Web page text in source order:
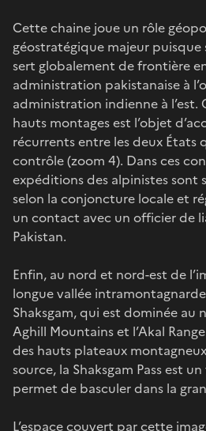
Cette chaine joue un rôle
géostratégique majeur
sert globalement de frontière
administration pakistanaise à
administration indienne à l’est.
hauts montages est l’objet
récurrents entre les deux États
contrôle (zoom 4). Dans ces
expéditions des alpinistes sont
selon la conjoncture locale et
un contact avec un officier de
Pakistan.
Enfin, au nord et nord-est de
longue vallée
Shaksgam, qui est dominée au
Aghill Mountains et l’Akal
des hauts plateaux montagneux.
source, la Shaksgam Pass est
permet de basculer dans la
L’espace couvert par cette